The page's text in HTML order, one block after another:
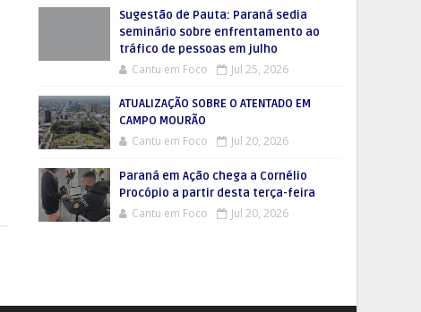
Sugestão de Pauta: Paraná sedia
seminário sobre enfrentamento ao
tráfico de pessoas em julho
Cantu em Foco Jul 25, 2026
ATUALIZAÇÃO SOBRE O ATENTADO EM
CAMPO MOURÃO
Cantu em Foco Jul 20, 2026
Paraná em Ação chega a Cornélio
Procópio a partir desta terça-feira
Cantu em Foco Jul 20, 2026